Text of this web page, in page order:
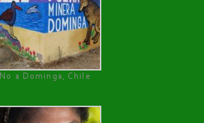
No a Dominga, Chile